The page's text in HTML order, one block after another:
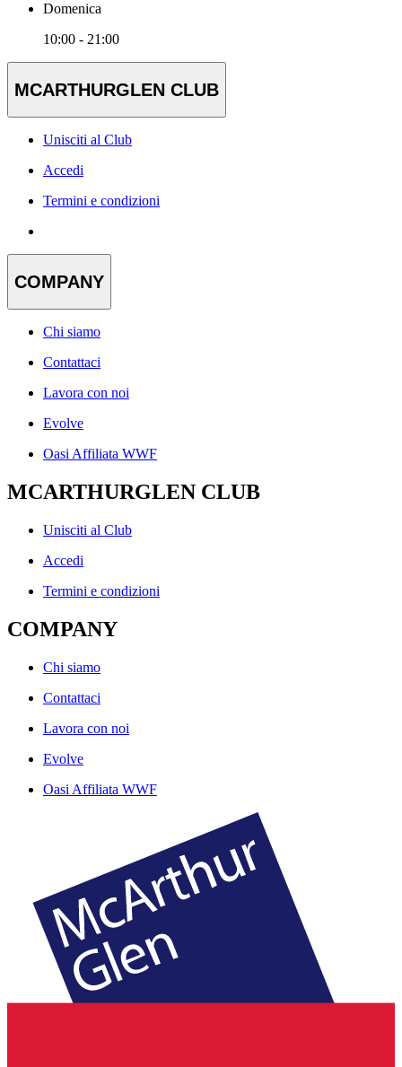
Domenica
10:00 - 21:00
MCARTHURGLEN CLUB
Unisciti al Club
Accedi
Termini e condizioni
COMPANY
Chi siamo
Contattaci
Lavora con noi
Evolve
Oasi Affiliata WWF
MCARTHURGLEN CLUB
Unisciti al Club
Accedi
Termini e condizioni
COMPANY
Chi siamo
Contattaci
Lavora con noi
Evolve
Oasi Affiliata WWF